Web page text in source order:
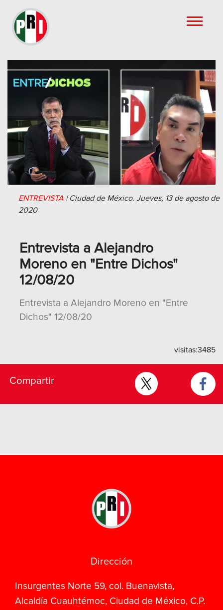
ENTREVISTA | Ciudad de México. Jueves, 13 de agosto de
2020
Entrevista a Alejandro
Moreno en "Entre Dichos"
12/08/20
Entrevista a Alejandro Moreno en "Entre
Dichos" 12/08/20
visitas:3485
Compartir
Dirección
Insurgentes Norte 59, col. Buenavista,
Alcaldía Cuauhtémoc, Ciudad de México, C.P.